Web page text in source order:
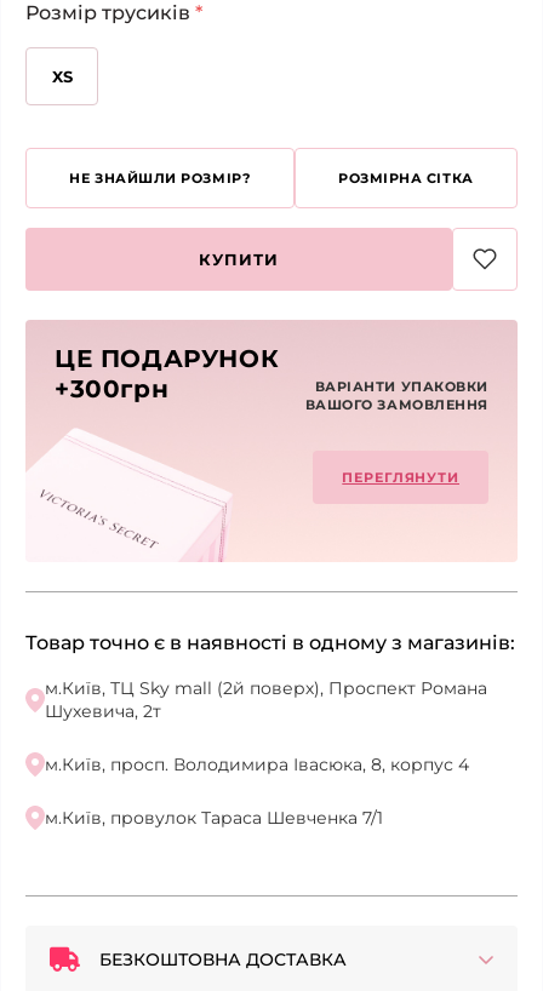
Розмір трусиків *
XS
НЕ ЗНАЙШЛИ РОЗМІР? РОЗМІРНА СІТКА
КУПИТИ
ЦЕ ПОДАРУНОК
+300грн
ВАРІАНТИ УПАКОВКИ
ВАШОГО ЗАМОВЛЕННЯ
ПЕРЕГЛЯНУТИ
Товар точно є в наявності в одному з магазинів:
м.Київ, ТЦ Sky mall (2й поверх), Проспект Романа
Шухевича, 2т
м.Київ, просп. Володимира Івасюка, 8, корпус 4
м.Київ, провулок Тараса Шевченка 7/1
БЕЗКОШТОВНА ДОСТАВКА